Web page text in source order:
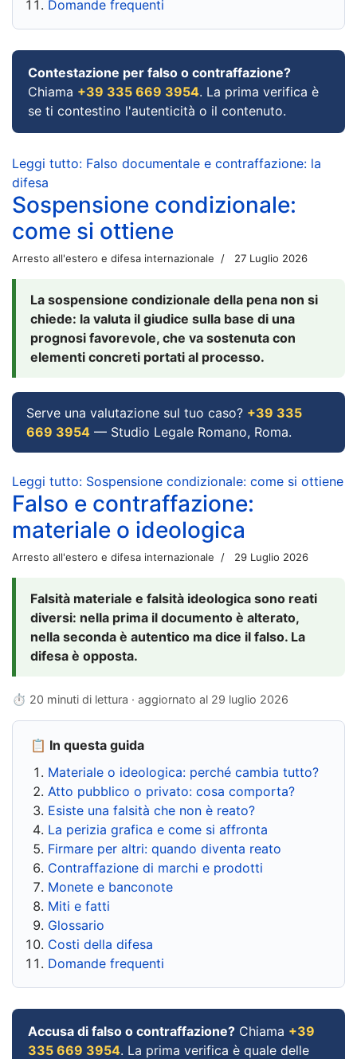
Domande frequenti
Contestazione per falso o contraffazione?
Chiama +39 335 669 3954. La prima verifica è
se ti contestino l'autenticità o il contenuto.
Leggi tutto: Falso documentale e contraffazione: la
difesa
Sospensione condizionale:
come si ottiene
Arresto all'estero e difesa internazionale 27 Luglio 2026
La sospensione condizionale della pena non si
chiede: la valuta il giudice sulla base di una
prognosi favorevole, che va sostenuta con
elementi concreti portati al processo.
Serve una valutazione sul tuo caso? +39 335
669 3954 — Studio Legale Romano, Roma.
Leggi tutto: Sospensione condizionale: come si ottiene
Falso e contraffazione:
materiale o ideologica
Arresto all'estero e difesa internazionale 29 Luglio 2026
Falsità materiale e falsità ideologica sono reati
diversi: nella prima il documento è alterato,
nella seconda è autentico ma dice il falso. La
difesa è opposta.
⏱ 20 minuti di lettura · aggiornato al 29 luglio 2026
📋 In questa guida
Materiale o ideologica: perché cambia tutto?
Atto pubblico o privato: cosa comporta?
Esiste una falsità che non è reato?
La perizia grafica e come si affronta
Firmare per altri: quando diventa reato
Contraffazione di marchi e prodotti
Monete e banconote
Miti e fatti
Glossario
Costi della difesa
Domande frequenti
Accusa di falso o contraffazione? Chiama +39
335 669 3954. La prima verifica è quale delle